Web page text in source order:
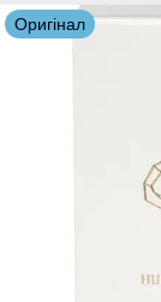
Оригiнал